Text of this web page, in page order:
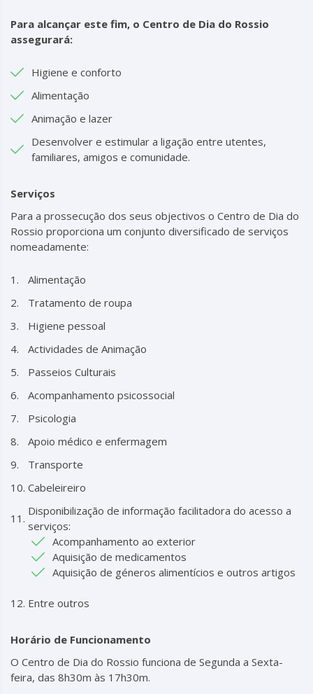
Para alcançar este fim, o Centro de Dia do Rossio
assegurará:
Higiene e conforto
Alimentação
Animação e lazer
Desenvolver e estimular a ligação entre utentes,
familiares, amigos e comunidade.
Serviços
Para a prossecução dos seus objectivos o Centro de Dia do
Rossio proporciona um conjunto diversificado de serviços
nomeadamente:
Alimentação
Tratamento de roupa
Higiene pessoal
Actividades de Animação
Passeios Culturais
Acompanhamento psicossocial
Psicologia
Apoio médico e enfermagem
Transporte
Cabeleireiro
Disponibilização de informação facilitadora do acesso a
serviços:
Acompanhamento ao exterior
Aquisição de medicamentos
Aquisição de géneros alimentícios e outros artigos
Entre outros
Horário de Funcionamento
O Centro de Dia do Rossio funciona de Segunda a Sexta-
feira, das 8h30m às 17h30m.